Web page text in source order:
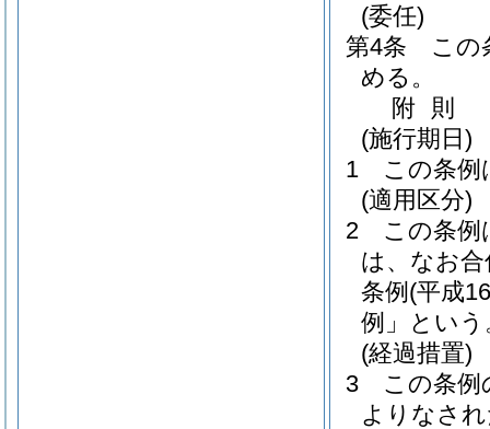
(委任)
第4条
この
める。
附 則
(施行期日)
1
この条例
(適用区分)
2
この条例
は、なお
条例 (平成
例」という
(経過措置)
3
この条例
よりなさ